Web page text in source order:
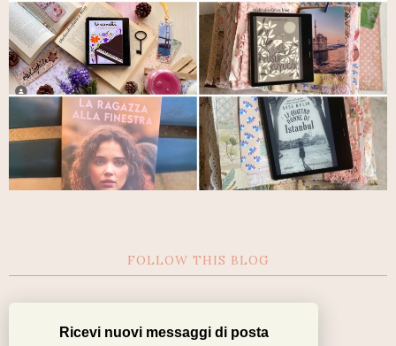
FOLLOW THIS BLOG
Ricevi nuovi messaggi di posta